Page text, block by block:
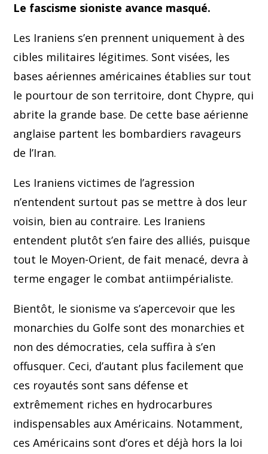
Le fascisme sioniste avance masqué.
Les Iraniens s’en prennent uniquement à des
cibles militaires légitimes. Sont visées, les
bases aériennes américaines établies sur tout
le pourtour de son territoire, dont Chypre, qui
abrite la grande base. De cette base aérienne
anglaise partent les bombardiers ravageurs
de l’Iran.
Les Iraniens victimes de l’agression
n’entendent surtout pas se mettre à dos leur
voisin, bien au contraire. Les Iraniens
entendent plutôt s’en faire des alliés, puisque
tout le Moyen-Orient, de fait menacé, devra à
terme engager le combat antiimpérialiste.
Bientôt, le sionisme va s’apercevoir que les
monarchies du Golfe sont des monarchies et
non des démocraties, cela suffira à s’en
offusquer. Ceci, d’autant plus facilement que
ces royautés sont sans défense et
extrêmement riches en hydrocarbures
indispensables aux Américains. Notamment,
ces Américains sont d’ores et déjà hors la loi